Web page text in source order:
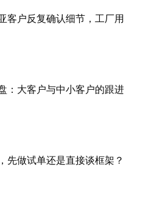
客户反复确认细节，工厂用
：大客户与中小客户的跟进
先做试单还是直接谈框架？